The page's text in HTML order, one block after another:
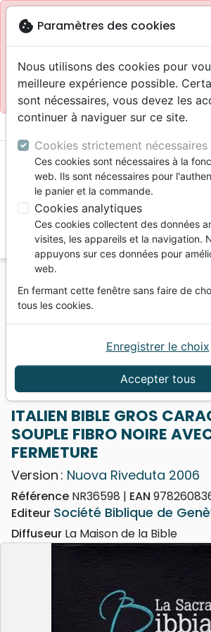
blockSite réservé aux professionnels
Accès pour les professionnels : Se
Site pour le grand public : La
menu
Vous ne pouvez pas créer de
depuis votre pays (United States).
Bibles standard
ITALIEN BIBLE GROS CARACT.
FIBRO NOIRE AVEC FERMETURE
ITALIEN BIBLE GROS
SOUPLE FIBRO NOIRE
FERMETURE
Version : Nuova Riveduta 2006
Référence NR36598 EAN
Editeur Société Biblique de
Diffuseur La Maison de la Bible
cookie Paramètres des cookies
Nous utilisons des cookies pour
meilleure expérience possible.
sont nécessaires, vous devez les
continuer à naviguer sur ce site.
Cookies strictement nécessaires
Ces cookies sont nécessaires à la
web. Ils sont nécessaires pour
le panier et la commande.
Cookies analytiques
Ces cookies collectent des données
visites, les appareils et la navigation.
appuyons sur ces données pour
web.
En fermant cette fenêtre sans faire de
tous les cookies.
Accepter tous
Enregistrer le choix